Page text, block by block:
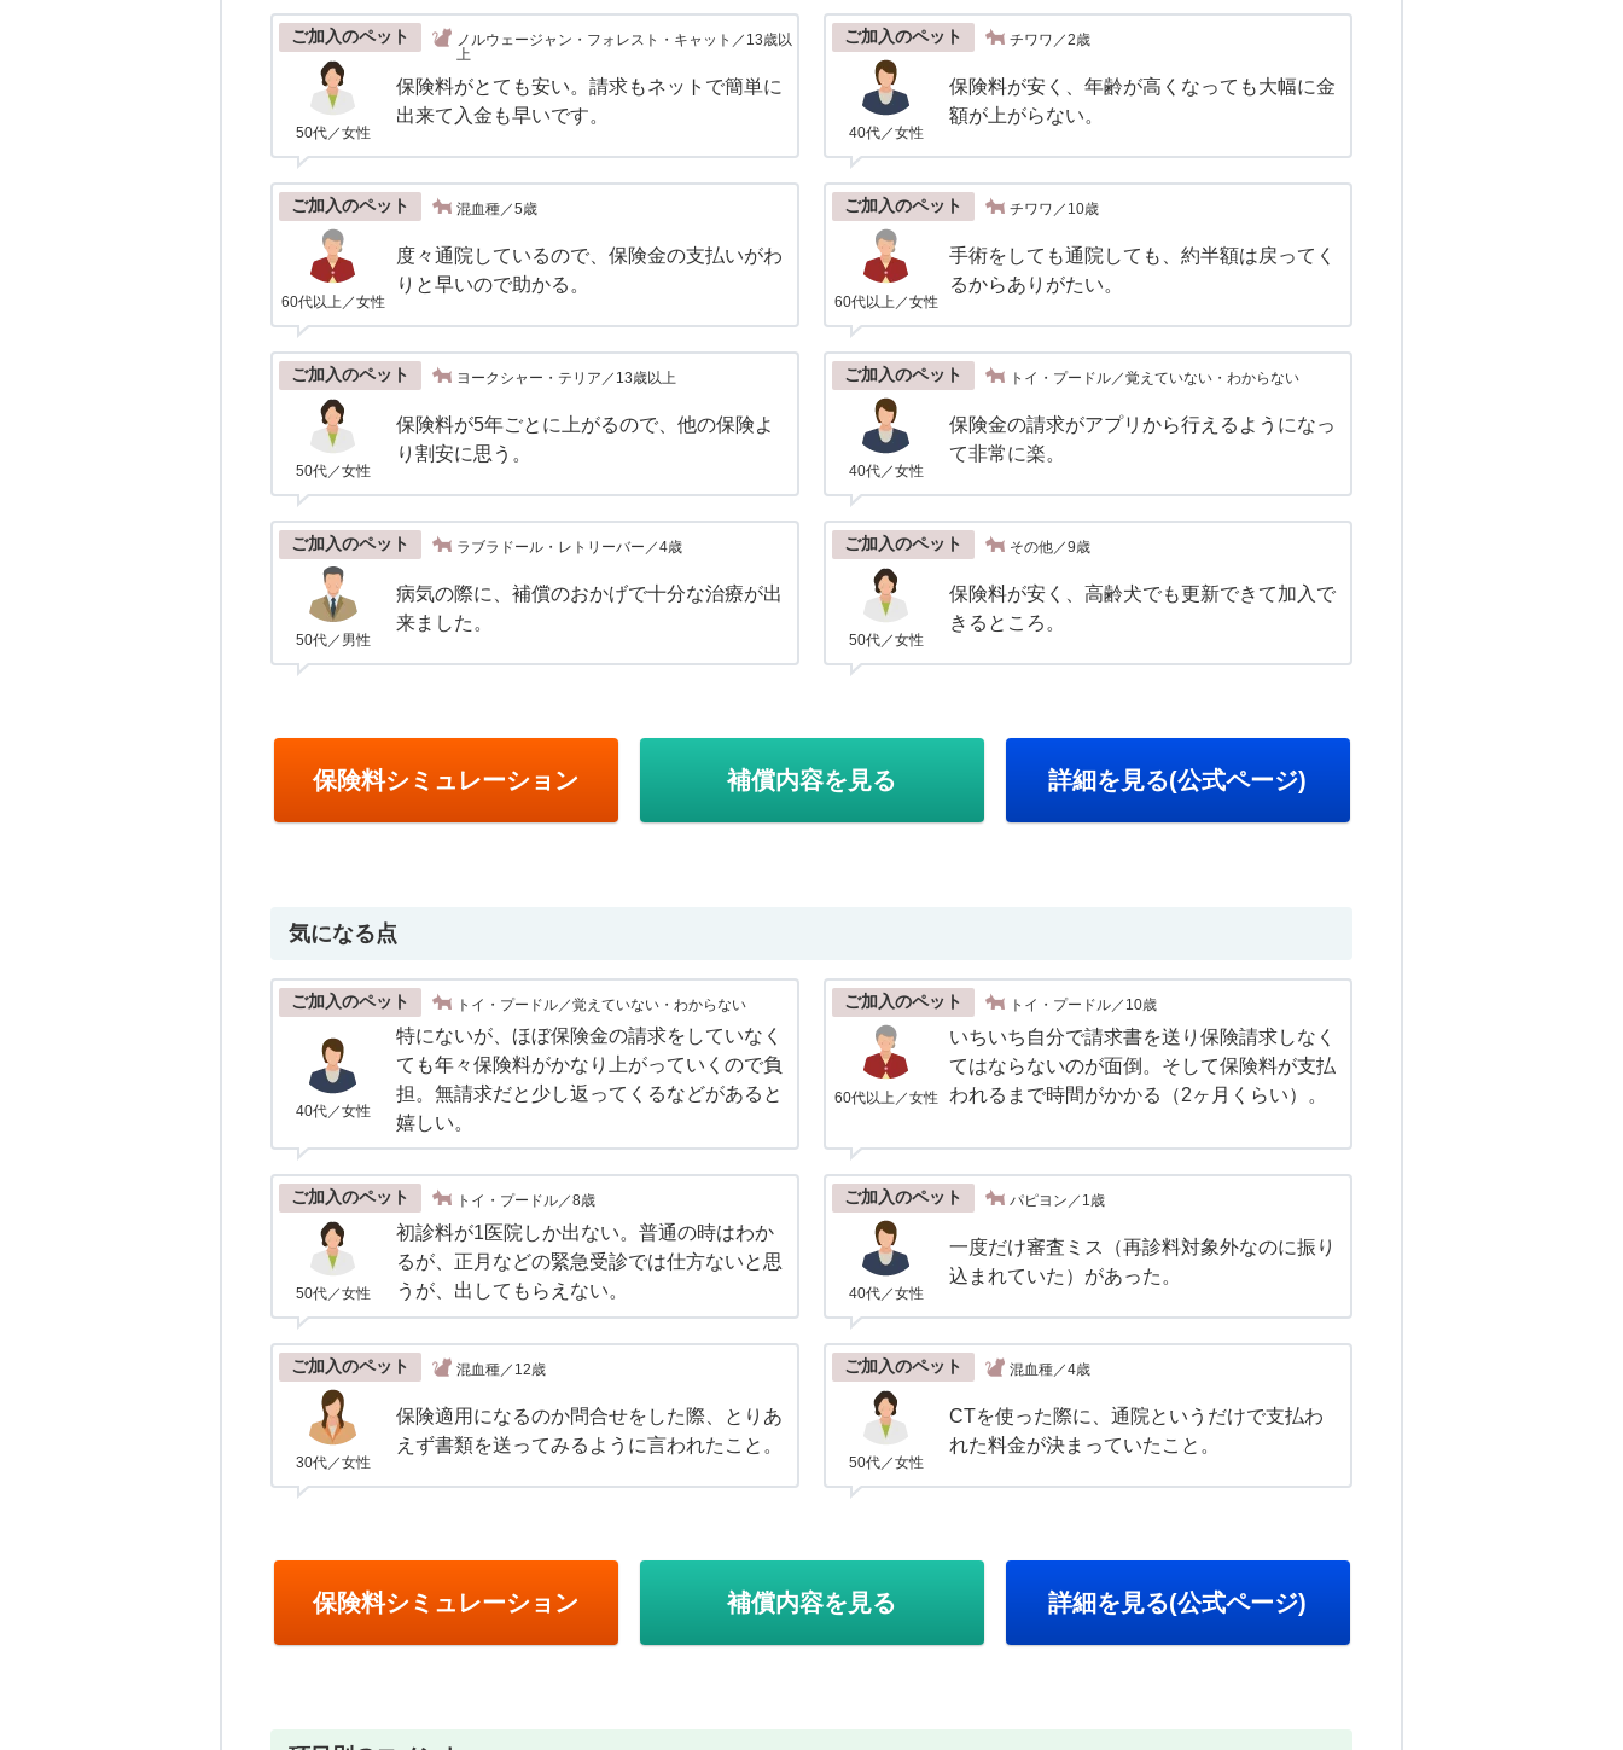
ご加入のペット
ノルウェージャン・フォレスト・キャット／13歳以
上
50代／女性
保険料がとても安い。請求もネットで簡単に
出来て入金も早いです。
ご加入のペット チワワ／2歳
40代／女性
保険料が安く、年齢が高くなっても大幅に金
額が上がらない。
ご加入のペット 混血種／5歳
60代以上／女性
度々通院しているので、保険金の支払いがわ
りと早いので助かる。
ご加入のペット チワワ／10歳
60代以上／女性
手術をしても通院しても、約半額は戻ってく
るからありがたい。
ご加入のペット ヨークシャー・テリア／13歳以上
50代／女性
保険料が5年ごとに上がるので、他の保険よ
り割安に思う。
ご加入のペット トイ・プードル／覚えていない・わからない
40代／女性
保険金の請求がアプリから行えるようになっ
て非常に楽。
ご加入のペット ラブラドール・レトリーバー／4歳
50代／男性
病気の際に、補償のおかげで十分な治療が出
来ました。
ご加入のペット その他／9歳
50代／女性
保険料が安く、高齢犬でも更新できて加入で
きるところ。
保険料シミュレーション 補償内容を見る 詳細を見る(公式ページ)
気になる点
ご加入のペット トイ・プードル／覚えていない・わからない
40代／女性
特にないが、ほぼ保険金の請求をしていなく
ても年々保険料がかなり上がっていくので負
担。無請求だと少し返ってくるなどがあると
嬉しい。
ご加入のペット トイ・プードル／10歳
60代以上／女性
いちいち自分で請求書を送り保険請求しなく
てはならないのが面倒。そして保険料が支払
われるまで時間がかかる（2ヶ月くらい）。
ご加入のペット トイ・プードル／8歳
50代／女性
初診料が1医院しか出ない。普通の時はわか
るが、正月などの緊急受診では仕方ないと思
うが、出してもらえない。
ご加入のペット パピヨン／1歳
40代／女性
一度だけ審査ミス（再診料対象外なのに振り
込まれていた）があった。
ご加入のペット 混血種／12歳
30代／女性
保険適用になるのか問合せをした際、とりあ
えず書類を送ってみるように言われたこと。
ご加入のペット 混血種／4歳
50代／女性
CTを使った際に、通院というだけで支払わ
れた料金が決まっていたこと。
保険料シミュレーション 補償内容を見る 詳細を見る(公式ページ)